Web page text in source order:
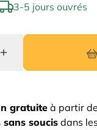
3-5 jours ouvrés
gratuiteà partir
sans soucis dans